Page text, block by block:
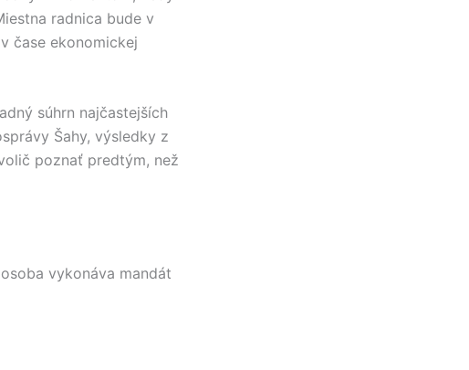
radnica bude v
čase ekonomickej
súhrn najčastejších
Šahy, výsledky z
poznať predtým, než
vykonáva mandát